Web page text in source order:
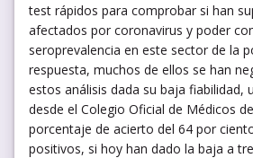
test rápidos para comprobar si han
afectados por coronavirus y poder
seroprevalencia en este sector de la
respuesta, muchos de ellos se han
estos análisis dada su baja fiabilidad,
desde el Colegio Oficial de Médicos
porcentaje de acierto del 64 por
positivos, si hoy han dado la baja a